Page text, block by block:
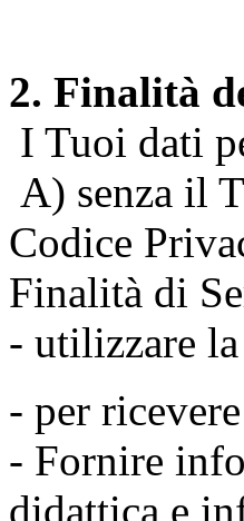
2. Finalità
I Tuoi dati
A) senza il
Codice
Finalità di
- utilizzare
- per
- Fornire
didattica e